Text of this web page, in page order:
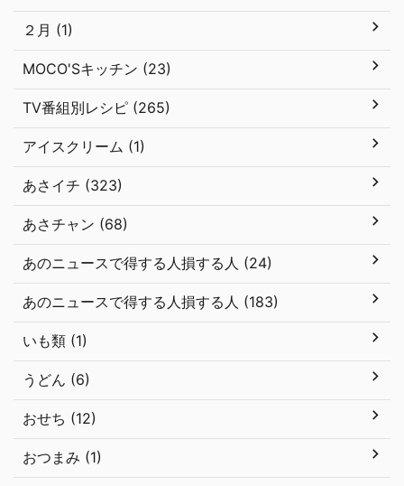
２月 (1)
MOCO'Sキッチン (23)
TV番組別レシピ (265)
アイスクリーム (1)
あさイチ (323)
あさチャン (68)
あのニュースで得する人損する人 (24)
あのニュースで得する人損する人 (183)
いも類 (1)
うどん (6)
おせち (12)
おつまみ (1)